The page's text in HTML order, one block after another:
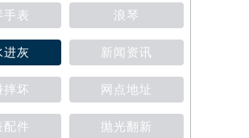
手表 浪琴
进灰 新闻资讯
摔坏 网点地址
配件 抛光翻新